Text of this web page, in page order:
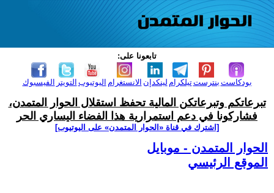
تابعونا على:
الفيسبوك التويتر اليوتيوب الانستغرام لينكدإن تيلكرامبنترست بودكاست
تبرعاتكم وتبرعاتكن المالية تحفظ استقلال الحوار المتمدن،
فشاركونا في دعم استمرارية هذا الفضاء اليساري الحر
[اشترك في قناة ‫«الحوار المتمدن» على اليوتيوب]
الحوار المتمدن - موبايل
الموقع الرئيسي